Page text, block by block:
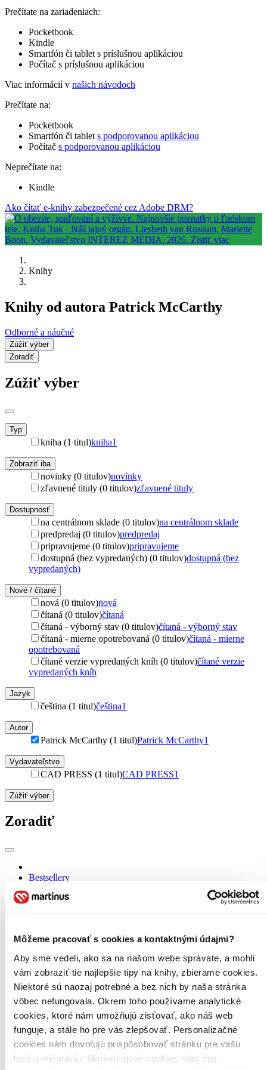
Môžeme pracovať s cookies a kontaktnými údajmi?
Aby sme vedeli, ako sa na našom webe správate, a mohli
vám zobraziť tie najlepšie tipy na knihy, zbierame cookies.
Niektoré sú naozaj potrebné a bez nich by naša stránka
vôbec nefungovala. Okrem toho používame analytické
cookies, ktoré nám umožňujú zisťovať, ako náš web
funguje, a stále ho pre vás zlepšovať. Personalizačné
cookies nám dovoľujú prispôsobovať stránku pre vašu
lepšiu orientáciu. Marketingové cookies nám zas
Prečítate na zariadeniach:
Pocketbook
Kindle
Smartfón či tablet s príslušnou aplikáciou
Počítač s príslušnou aplikáciou
Viac informácií v našich návodoch
Prečítate na:
Pocketbook
Smartfón či tablet s podporovanou aplikáciou
Počítač s podporovanou aplikáciou
Neprečítate na:
Kindle
Ako čítať e-knihy zabezpečené cez Adobe DRM?
Knihy
Knihy od autora Patrick McCarthy
Odborné a náučné
Zúžiť výber
Zoradiť
Zúžiť výber
Typ
kniha (1 titul)kniha1
Zobraziť iba
novinky (0 titulov)novinky
zľavnené tituly (0 titulov)zľavnené tituly
Dostupnosť
na centrálnom sklade (0 titulov)na centrálnom sklade
predpredaj (0 titulov)predpredaj
pripravujeme (0 titulov)pripravujeme
dostupná (bez vypredaných) (0 titulov)dostupná (bez
vypredaných)
Nové / čítané
nová (0 titulov)nová
čítaná (0 titulov)čítaná
čítaná - výborný stav (0 titulov)čítaná - výborný stav
čítaná - mierne opotrebovaná (0 titulov)čítaná - mierne
opotrebovaná
čítané verzie vypredaných kníh (0 titulov)čítané verzie
vypredaných kníh
Jazyk
čeština (1 titul)čeština1
Autor
Patrick McCarthy (1 titul)Patrick McCarthy1
Vydavateľstvo
CAD PRESS (1 titul)CAD PRESS1
Zúžiť výber
Zoradiť
Bestsellery
Novinky
Použité filtre
Zrušiť filtre
Autor Patrick McCarthy